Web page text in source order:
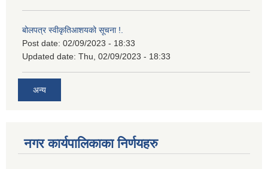
बोलपत्र स्वीकृतिआशयको सूचना !.
Post date: 02/09/2023 - 18:33
Updated date: Thu, 02/09/2023 - 18:33
अन्य
नगर कार्यपालिकाका निर्णयहरु